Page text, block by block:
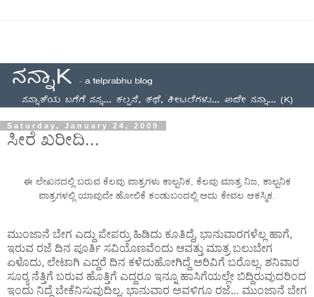
Saturday, January 24, 2009
ಸೀರೆ ಖರೀದಿ...
ಈ ಲೇಖನದಲ್ಲಿ ಬರುವ ಕೆಲವು ಪಾತ್ರಗಳು ಕಾಲ್ಪನಿಕ, ಕೆಲವು ಮಾತ್ರ ನಿಜ, ಕಾಲ್ಪನಿಕ
ಪಾತ್ರಗಳಲ್ಲಿ ಯಾವುದೇ ಹೋಲಿಕೆ ಕಂಡುಬಂದಲ್ಲಿ ಅದು ಕೇವಲ ಆಕಸ್ಮಿಕ.
ಮುಂಜಾನೆ ಬೇಗ ಎದ್ದು ಪೇಪರ್ರು ಹಿಡಿದು ಕೂತಿದ್ದೆ, ಭಾನುವಾರಗಳೆಲ್ಲ ಹಾಗೆ,
ಇರುವ ರಜೆ ದಿನ ಪೂರ್ತಿ ಸವಿಯೊಣವೆಂದು ಆವತ್ತು ಮಾತ್ರ ಬಲುಬೇಗ
ಏಳೊದು, ಲೇಟಾಗಿ ಎದ್ದರೆ ದಿನ ಕಳೆದುಹೋಗಿದ್ದೆ ಅರಿವಿಗೆ ಬರೊಲ್ಲ. ಶನಿವಾರ
ಸೂರ್‍ಯ ನೆತ್ತಿಗೆ ಬರುವ ಹೊತ್ತಿಗೆ ಎದ್ದರೂ ಇನ್ನೂ ಹಾಸಿಗೆಯಲ್ಲೇ ಬಿದ್ದಿರುವುದರಿಂದ
ಇಂದು ನಿದ್ದೆ ಬೇಕೆನಿಸುವುದಿಲ್ಲ. ಭಾನುವಾರ ಅವಳಿಗೂ ರಜೆ... ಮುಂಜಾನೆ ಬೇಗ